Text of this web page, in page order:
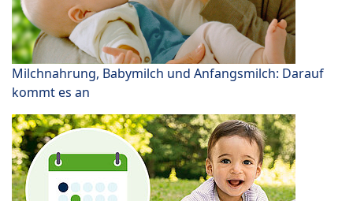
Milchnahrung, Babymilch und Anfangsmilch: Darauf
kommt es an